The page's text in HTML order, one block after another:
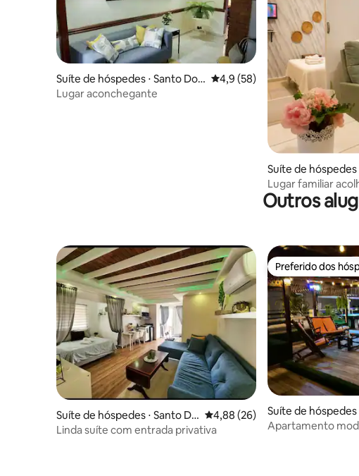
Suíte de hóspedes ⋅ Santo Do
mingo
4,9 de uma avaliação média
4,9 (58)
Lugar aconchegante
Suíte de
Lugar familiar
central.
Outros
Suíte de hóspedes ⋅ Santo Do
mingo
4,88 de uma avaliação média
4,88 (26)
Linda suíte com entrada privativa
Preferido dos
Preferido dos
Suíte de hóspedes
omingo
Apartamento